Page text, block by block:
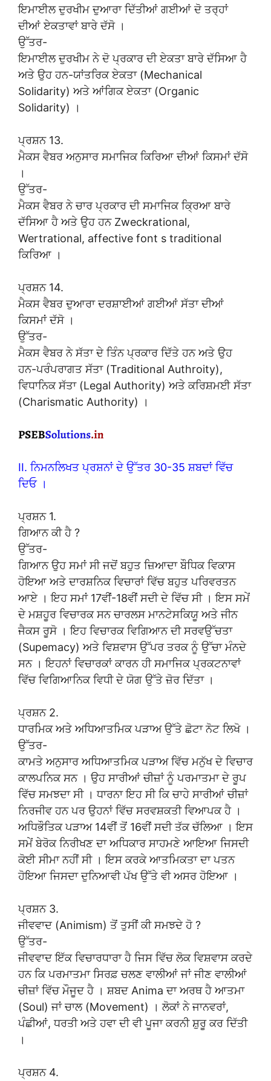
ਇਮਾਈਲ ਦੁਰਖੀਮ ਦੁਆਰਾ ਦਿੱਤੀਆਂ ਗਈਆਂ ਦੋ ਤਰ੍ਹਾਂ
ਦੀਆਂ ਏਕਤਾਵਾਂ ਬਾਰੇ ਦੱਸੋ ।
ਉੱਤਰ-
ਇਮਾਈਲ ਦੁਰਖੀਮ ਨੇ ਦੋ ਪ੍ਰਕਾਰ ਦੀ ਏਕਤਾ ਬਾਰੇ ਦੱਸਿਆ ਹੈ
ਅਤੇ ਉਹ ਹਨ-ਯਾਂਤਰਿਕ ਏਕਤਾ (Mechanical
Solidarity) ਅਤੇ ਆਂਗਿਕ ਏਕਤਾ (Organic
Solidarity) ।
ਪ੍ਰਸ਼ਨ 13.
ਮੈਕਸ ਵੈਬਰ ਅਨੁਸਾਰ ਸਮਾਜਿਕ ਕਿਰਿਆ ਦੀਆਂ ਕਿਸਮਾਂ ਦੱਸੋ
।
ਉੱਤਰ-
ਮੈਕਸ ਵੈਬਰ ਨੇ ਚਾਰ ਪ੍ਰਕਾਰ ਦੀ ਸਮਾਜਿਕ ਕ੍ਰਿਆ ਬਾਰੇ
ਦੱਸਿਆ ਹੈ ਅਤੇ ਉਹ ਹਨ Zweckrational,
Wertrational, affective font s traditional
ਕਿਰਿਆ ।
ਪ੍ਰਸ਼ਨ 14.
ਮੈਕਸ ਵੈਬਰ ਦੁਆਰਾ ਦਰਸ਼ਾਈਆਂ ਗਈਆਂ ਸੱਤਾ ਦੀਆਂ
ਕਿਸਮਾਂ ਦੱਸੋ ।
ਉੱਤਰ-
ਮੈਕਸ ਵੈਬਰ ਨੇ ਸੱਤਾ ਦੇ ਤਿੰਨ ਪ੍ਰਕਾਰ ਦਿੱਤੇ ਹਨ ਅਤੇ ਉਹ
ਹਨ-ਪਰੰਪਰਾਗਤ ਸੱਤਾ (Traditional Authroity),
ਵਿਧਾਨਿਕ ਸੱਤਾ (Legal Authority) ਅਤੇ ਕਰਿਸ਼ਮਈ ਸੱਤਾ
(Charismatic Authority) ।
II. ਨਿਮਨਲਿਖਤ ਪ੍ਰਸ਼ਨਾਂ ਦੇ ਉੱਤਰ 30-35 ਸ਼ਬਦਾਂ ਵਿੱਚ
ਦਿਓ ।
ਪ੍ਰਸ਼ਨ 1.
ਗਿਆਨ ਕੀ ਹੈ ?
ਉੱਤਰ-
ਗਿਆਨ ਉਹ ਸਮਾਂ ਸੀ ਜਦੋਂ ਬਹੁਤ ਜ਼ਿਆਦਾ ਬੌਧਿਕ ਵਿਕਾਸ
ਹੋਇਆ ਅਤੇ ਦਾਰਸ਼ਨਿਕ ਵਿਚਾਰਾਂ ਵਿੱਚ ਬਹੁਤ ਪਰਿਵਰਤਨ
ਆਏ । ਇਹ ਸਮਾਂ 17ਵੀਂ-18ਵੀਂ ਸਦੀ ਦੇ ਵਿੱਚ ਸੀ । ਇਸ ਸਮੇਂ
ਦੇ ਮਸ਼ਹੂਰ ਵਿਚਾਰਕ ਸਨ ਚਾਰਲਸ ਮਾਨਟੇਸਕਿਯੂ ਅਤੇ ਜੀਨ
ਜੈਕਸ ਰੂਸੋ । ਇਹ ਵਿਚਾਰਕ ਵਿਗਿਆਨ ਦੀ ਸਰਵਉੱਚਤਾ
(Supemacy) ਅਤੇ ਵਿਸ਼ਵਾਸ ਉੱਪਰ ਤਰਕ ਨੂੰ ਉੱਚਾ ਮੰਨਦੇ
ਸਨ । ਇਹਨਾਂ ਵਿਚਾਰਕਾਂ ਕਾਰਨ ਹੀ ਸਮਾਜਿਕ ਪ੍ਰਕਟਨਾਵਾਂ
ਵਿੱਚ ਵਿਗਿਆਨਿਕ ਵਿਧੀ ਦੇ ਯੋਗ ਉੱਤੇ ਜ਼ੋਰ ਦਿੱਤਾ ।
ਪ੍ਰਸ਼ਨ 2.
ਧਾਰਮਿਕ ਅਤੇ ਅਧਿਆਤਮਿਕ ਪੜਾਅ ਉੱਤੇ ਛੋਟਾ ਨੋਟ ਲਿਖੋ ।
ਉੱਤਰ-
ਕਾਮਤੇ ਅਨੁਸਾਰ ਅਧਿਆਤਮਿਕ ਪੜਾਅ ਵਿੱਚ ਮਨੁੱਖ ਦੇ ਵਿਚਾਰ
ਕਾਲਪਨਿਕ ਸਨ । ਉਹ ਸਾਰੀਆਂ ਚੀਜ਼ਾਂ ਨੂੰ ਪਰਮਾਤਮਾ ਦੇ ਰੂਪ
ਵਿੱਚ ਸਮਝਦਾ ਸੀ । ਧਾਰਨਾ ਇਹ ਸੀ ਕਿ ਚਾਹੇ ਸਾਰੀਆਂ ਚੀਜ਼ਾਂ
ਨਿਰਜੀਵ ਹਨ ਪਰ ਉਹਨਾਂ ਵਿੱਚ ਸਰਵਸ਼ਕਤੀ ਵਿਆਪਕ ਹੈ ।
ਅਧਿਭੌਤਿਕ ਪੜਾਅ 14ਵੀਂ ਤੋਂ 16ਵੀਂ ਸਦੀ ਤੱਕ ਚੱਲਿਆ । ਇਸ
ਸਮੇਂ ਬੇਰੋਕ ਨਿਰੀਖਣ ਦਾ ਅਧਿਕਾਰ ਸਾਹਮਣੇ ਆਇਆ ਜਿਸਦੀ
ਕੋਈ ਸੀਮਾ ਨਹੀਂ ਸੀ । ਇਸ ਕਰਕੇ ਆਤਮਿਕਤਾ ਦਾ ਪਤਨ
ਹੋਇਆ ਜਿਸਦਾ ਦੁਨਿਆਵੀ ਪੱਖ ਉੱਤੇ ਵੀ ਅਸਰ ਹੋਇਆ ।
ਪ੍ਰਸ਼ਨ 3.
ਜੀਵਵਾਦ (Animism) ਤੋਂ ਤੁਸੀਂ ਕੀ ਸਮਝਦੇ ਹੋ ?
ਉੱਤਰ-
ਜੀਵਵਾਦ ਇੱਕ ਵਿਚਾਰਧਾਰਾ ਹੈ ਜਿਸ ਵਿੱਚ ਲੋਕ ਵਿਸ਼ਵਾਸ ਕਰਦੇ
ਹਨ ਕਿ ਪਰਮਾਤਮਾ ਸਿਰਫ਼ ਚਲਣ ਵਾਲੀਆਂ ਜਾਂ ਜੀਣ ਵਾਲੀਆਂ
ਚੀਜ਼ਾਂ ਵਿੱਚ ਮੌਜੂਦ ਹੈ । ਸ਼ਬਦ Anima ਦਾ ਅਰਥ ਹੈ ਆਤਮਾ
(Soul) ਜਾਂ ਚਾਲ (Movement) । ਲੋਕਾਂ ਨੇ ਜਾਨਵਰਾਂ,
ਪੰਛੀਆਂ, ਧਰਤੀ ਅਤੇ ਹਵਾ ਦੀ ਵੀ ਪੂਜਾ ਕਰਨੀ ਸ਼ੁਰੂ ਕਰ ਦਿੱਤੀ
।
ਪ੍ਰਸ਼ਨ 4.